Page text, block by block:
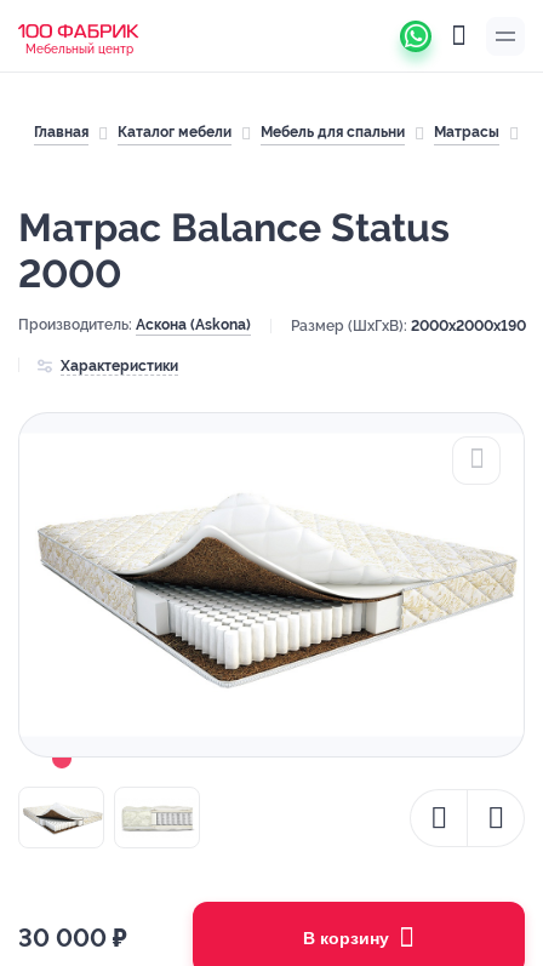
Мебельный центр
Главная Каталог мебели Мебель для спальни Матрасы
Матрас Balance Status
2000
Производитель: Аскона (Askona) Размер (ШхГхВ): 2000x2000x190
Характеристики
30 000 ₽ В корзину